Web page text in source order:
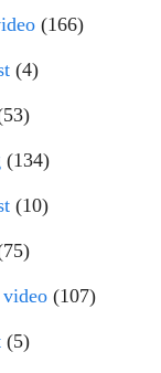
(166)
(4)
(134)
(10)
(107)
(5)